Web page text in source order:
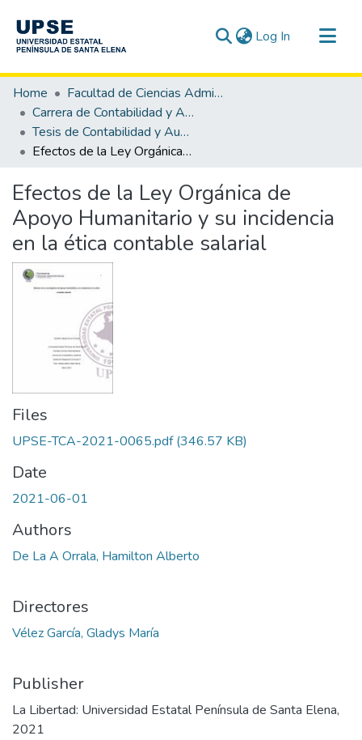
Log In (current)
Communities & Collections
All of DSpace
Statistics
Home
Facultad de Ciencias Administrativas
Carrera de Contabilidad y Auditoría
Tesis de Contabilidad y Auditoría
Efectos de la Ley Orgánica de Apoyo Humanitario y su incidencia en la ética contable salarial
Efectos de la Ley Orgánica de
Apoyo Humanitario y su incidencia
en la ética contable salarial
Files
UPSE-TCA-2021-0065.pdf(346.57 KB)
Date
2021-06-01
Authors
De La A Orrala, Hamilton Alberto
Directores
Vélez García, Gladys María
Publisher
La Libertad: Universidad Estatal Península de Santa Elena,
2021